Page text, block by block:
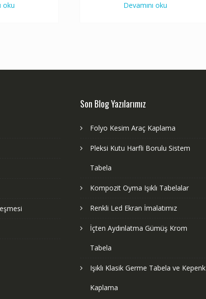
oku Devamını oku
Son Blog Yazılarımız
Folyo Kesim Araç Kaplama
Pleksi Kutu Harfli Borulu Sistem
Tabela
Kompozit Oyma Işıklı Tabelalar
Renkli Led Ekran İmalatımız
İçten Aydınlatma Gümüş Krom
Tabela
Işıklı Klasik Germe Tabela ve Kepenk
Kaplama